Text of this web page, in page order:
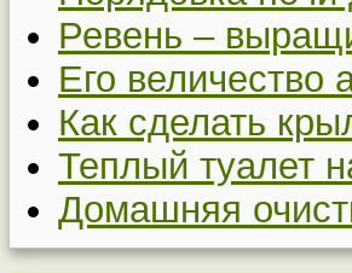
Ревень –
Его величество
Как сделать
Теплый туалет
Домашняя